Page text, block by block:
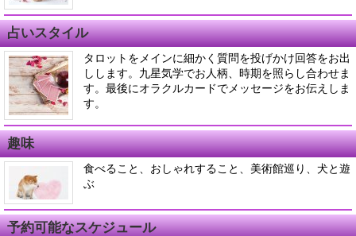
占いスタイル
タロットをメインに細かく質問を投げかけ回答をお出
しします。九星気学でお人柄、時期を照らし合わせま
す。最後にオラクルカードでメッセージをお伝えしま
す。
趣味
食べること、おしゃれすること、美術館巡り、犬と遊
ぶ
予約可能なスケジュール